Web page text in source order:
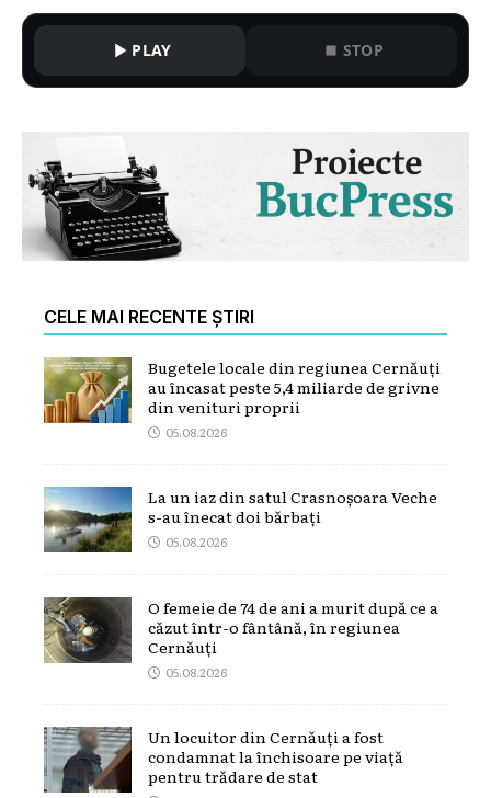
PLAY STOP
CELE MAI RECENTE ȘTIRI
Bugetele locale din regiunea Cernăuți
au încasat peste 5,4 miliarde de grivne
din venituri proprii
05.08.2026
La un iaz din satul Crasnoșoara Veche
s-au înecat doi bărbați
05.08.2026
O femeie de 74 de ani a murit după ce a
căzut într-o fântână, în regiunea
Cernăuți
05.08.2026
Un locuitor din Cernăuți a fost
condamnat la închisoare pe viață
pentru trădare de stat